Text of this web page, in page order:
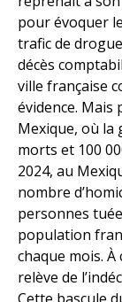
pour évoquer
trafic de
décès
ville française
évidence.
Mexique, où la
morts et 100
2024, au
nombre
personnes
population
chaque mois.
relève de